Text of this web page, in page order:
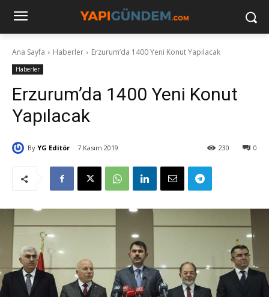
Ana Sayfa Haberler Erzurum’da 1400 Yeni Konut Yapılacak
Haberler
Erzurum’da 1400 Yeni Konut
Yapılacak
By YG Editör 7 Kasım 2019 0
230